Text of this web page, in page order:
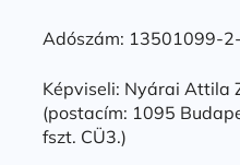
Adószám: 13501099-
Képviseli: Nyárai Attila
(postacím: 1095
fszt. CÜ3.)